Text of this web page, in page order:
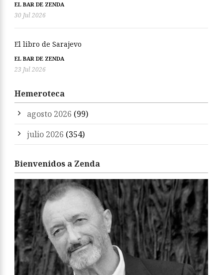
EL BAR DE ZENDA
30 Jul 2026
El libro de Sarajevo
EL BAR DE ZENDA
23 Jul 2026
Hemeroteca
agosto 2026 (99)
julio 2026 (354)
Bienvenidos a Zenda